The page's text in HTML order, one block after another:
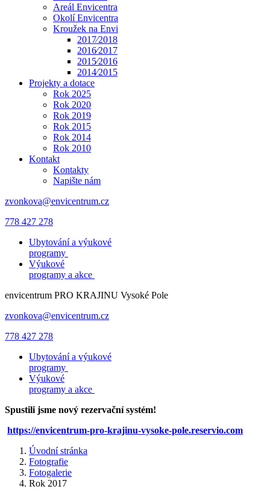
Areál Envicentra
Okolí Envicentra
Kroužek na Envi
2017⁄2018
2016⁄2017
2015⁄2016
2014⁄2015
Projekty a dotace
Rok 2025
Rok 2020
Rok 2019
Rok 2015
Rok 2014
Rok 2010
Kontakt
Kontakty
Napište nám
zvonkova@envicentrum.cz
778 427 278
Ubytování a výukové
programy
Výukové
programy a akce
envicentrum PRO KRAJINU Vysoké Pole
zvonkova@envicentrum.cz
778 427 278
Ubytování a výukové
programy
Výukové
programy a akce
Spustili jsme nový rezervační systém!
https://envicentrum-pro-krajinu-vysoke-pole.reservio.com
Úvodní stránka
Fotografie
Fotogalerie
Rok 2017